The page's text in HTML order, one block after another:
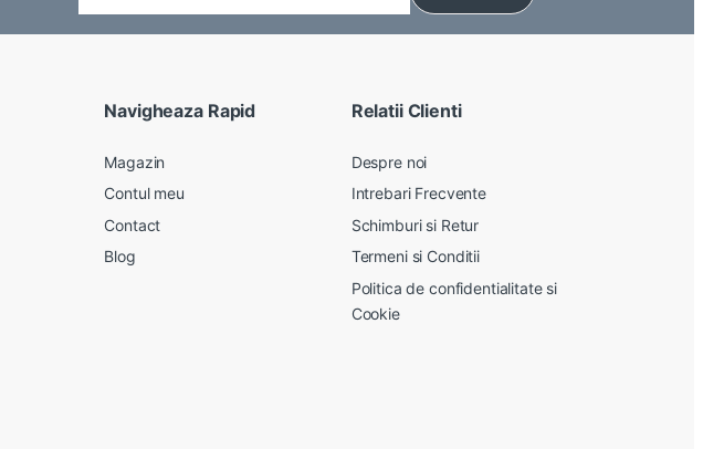
Navigheaza Rapid
Magazin
Contul meu
Contact
Blog
Relatii Clienti
Despre noi
Intrebari Frecvente
Schimburi si Retur
Termeni si Conditii
Politica de confidentialitate si
Cookie